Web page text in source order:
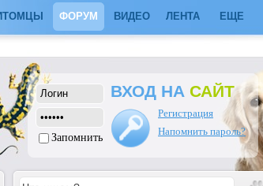
ФОРУМ ВИДЕО ЛЕНТА ЕЩЕ
Запомнить
ВХОД НА САЙТ
Регистрация
Напомнить пароль?